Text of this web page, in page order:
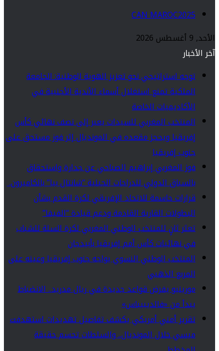
CAN MAROC2025
الأحد, 9 أغسطس 2026
آخر الأخبار
توجه استراتيجي نحو تعزيز الهوية الوطنية: الجامعة
الملكية تمنع استغلال أسماء الأندية الأجنبية في
الأكاديميات الخاصة
المنتخب المغربي للسيدات يعبر إلى نصف نهائي كأس
إفريقيا ويحجز مقعده في المونديال إثر فوز مستحق على
جنوب إفريقيا
فوز المغربي إبراهيم الصباحي عن جدارة واستحقاق
بالسباق الدولي للدراجات الجبلية “شانتال بيا” بالكاميرون.
قرارات حاسمة للاتحاد الإفريقي لكرة القدم بشأن
البطولات القارية القادمة ودعم قيادة “الفيفا”
تعثر ثانٍ للمنتخب الوطني المغربي لكرة السلة للشباب
في نهائيات كأس أمم إفريقيا بأبيدجان
المنتخب الوطني النسوي يواجه جنوب إفريقيا وعينه على
المربع الذهبي
مورينيو يفرض قواعد جديدة في ريال مدريد.. الانضباط
يبدأ من «فالديبيباس»
تقرير أمني أمريكي يكشف تفاصيل تهديدات استهدفت
ميسي خلال المونديال.. والسلطات تحسم حقيقة